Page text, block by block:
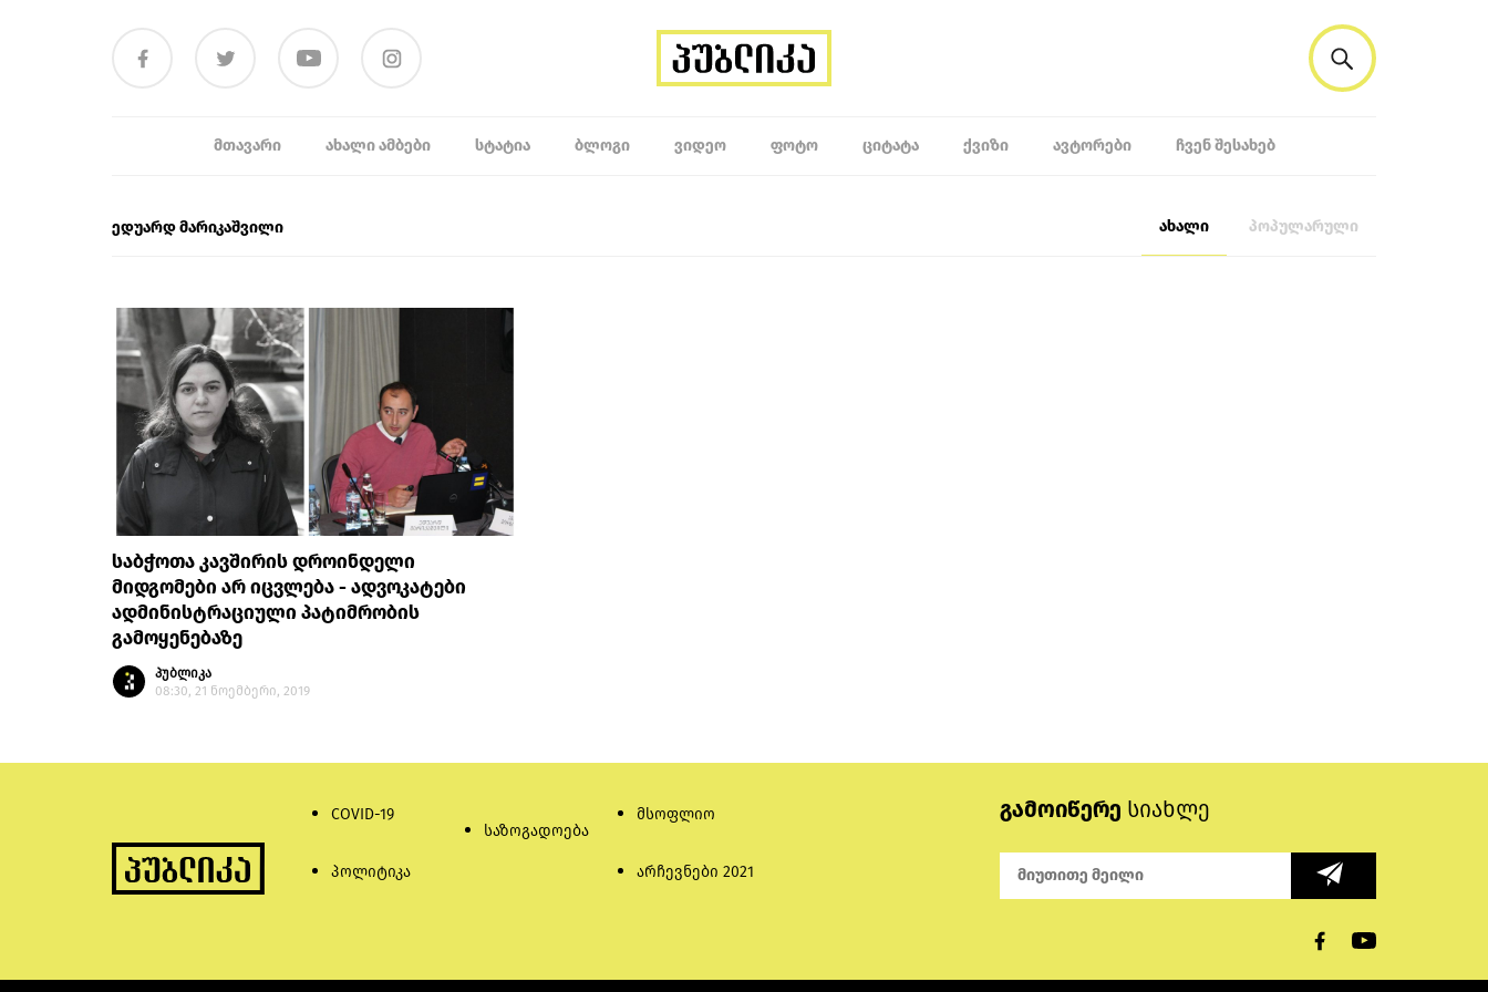
ᲛᲗᲐᲕᲐᲠᲘ ᲐᲮᲐᲚᲘ ᲐᲛᲑᲔᲑᲘ ᲡᲢᲐᲢᲘᲐ ᲑᲚᲝᲒᲘ ᲕᲘᲓᲔᲝ ᲤᲝᲢᲝ ᲪᲘᲢᲐᲢᲐ ᲥᲕᲘᲖᲘ ᲐᲕᲢᲝᲠᲔᲑᲘ ᲩᲕᲔᲜ ᲨᲔᲡᲐᲮᲔᲑ
ედუარდ მარიკაშვილი ახალი პოპულარული
საბჭოთა კავშირის დროინდელი
მიდგომები არ იცვლება - ადვოკატები
ადმინისტრაციული პატიმრობის
გამოყენებაზე
პუბლიკა
08:30, 21 ნოემბერი, 2019
COVID-19
პოლიტიკა
საზოგადოება
მსოფლიო
არჩევნები 2021
გამოიწერე სიახლე